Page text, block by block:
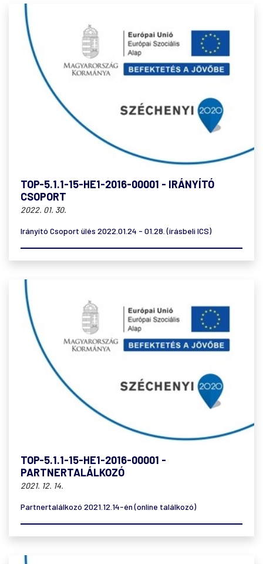
TOP-5.1.1-15-HE1-2016-00001 - IRÁNYÍTÓ
CSOPORT
2022. 01. 30.
Irányító Csoport ülés 2022.01.24 - 01.28. (írásbeli ICS)
TOP-5.1.1-15-HE1-2016-00001 -
PARTNERTALÁLKOZÓ
2021. 12. 14.
Partnertalálkozó 2021.12.14-én (online találkozó)